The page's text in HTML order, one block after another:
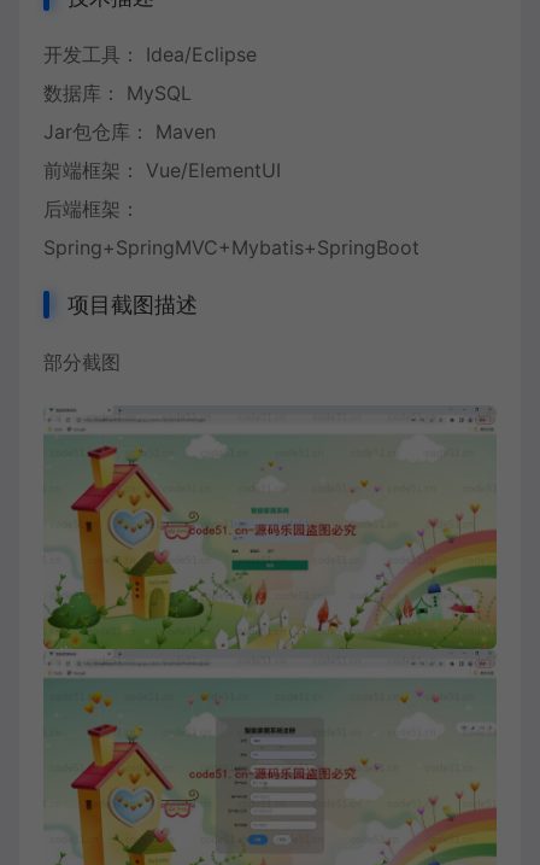
开发工具： Idea/Eclipse
数据库： MySQL
Jar包仓库： Maven
前端框架： Vue/ElementUI
后端框架：
Spring+SpringMVC+Mybatis+SpringBoot
项目截图描述
部分截图